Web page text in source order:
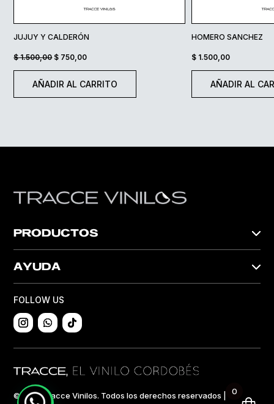
JUJUY Y CALDERÓN
$1.500,00 EL
PRECIO
ORIGINAL
ERA:
$ 750,00EL
PRECIO
ACTUAL
ES:
AÑADIR AL CARRITO
HOMERO SANCHEZ
$ 1.500,00
AÑADIR AL
PRODUCTOS
AYUDA
FOLLOW US
©2024 Tracce Vinilos. Todos los derechos reservados | 0